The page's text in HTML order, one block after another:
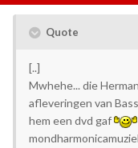
Quote
[..]
Mwhehe... die
afleveringen van
hem een dvd gaf